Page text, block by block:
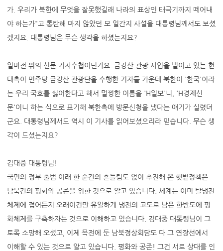
가. 우리가 북한에 무엇을 잘못했길래 나라의 표상인 태극기까지 떼어내
야 하는가"고 통탄해 마지 않았던 모 일간지 사설을 대통령님께서도 보셨
겠지요. 대통령님은 무슨 생각을 하셨는지요?
얼마전 위의 신문 기자수첩이던가요. 금강산 관광 사업을 벌이고 있는 현
대측이 민주당 금강산 관광단을 수행한 기자들 가운데 북한이 '한국'이라
는 우리 국호를 싫어한다고 해서 멀쩡한 이름을 'H일보'니, 'H경제신
문'이니 하는 식으로 표기해 북한측에 방문신청을 냈다는 얘기가 실렸더
군요. 대통령님께서도 역시 이 기사를 읽어보셨으리라 믿습니다. 무슨 생
각이 드셨는지요?
김대중 대통령님!
국민의 정부 출범 이래 한 순간의 흔들림도 없이 추진해 온 햇볕정책은
남북간의 평화와 공존을 위한 것으로 알고 있습니다. 세계는 이미 탈냉전
체제에 접어든지 오래이건만 유일하게 냉전의 고도로 남은 한반도에 평
화체제를 구축하자는 것으로 이해하고 있습니다. 김대중 대통령님이 그
토록 소망해 오셨고, 이제 목전에 둔 남북정상회담도 다 그 연장선에서
이해할 수 있는 것으로 알고 있습니다. 평화와 공존! 그건 서로 상대를 인